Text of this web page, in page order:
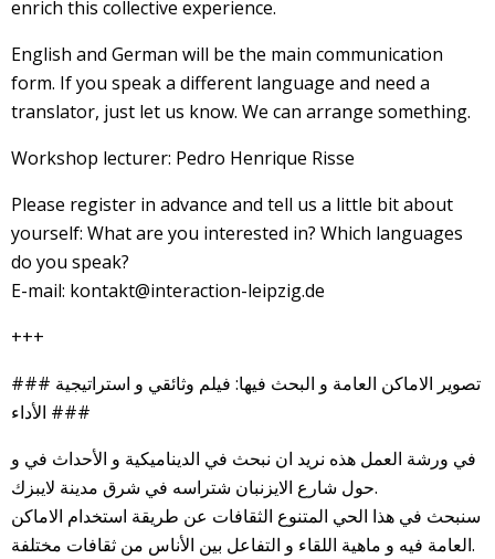
enrich this collective experience.
English and German will be the main communication
form. If you speak a different language and need a
translator, just let us know. We can arrange something.
Workshop lecturer: Pedro Henrique Risse
Please register in advance and tell us a little bit about
yourself: What are you interested in? Which languages
do you speak?
E-mail: kontakt@interaction-leipzig.de
+++
### تصوير الاماكن العامة و البحث فيها: فيلم وثائقي و استراتيجية
الأداء ###
في ورشة العمل هذه نريد ان نبحث في الديناميكية و الأحداث في و
حول شارع الايزنبان شتراسه في شرق مدينة لايبزك.
سنبحث في هذا الحي المتنوع الثقافات عن طريقة استخدام الاماكن
العامة فيه و ماهية اللقاء و التفاعل بين الأناس من ثقافات مختلفة.